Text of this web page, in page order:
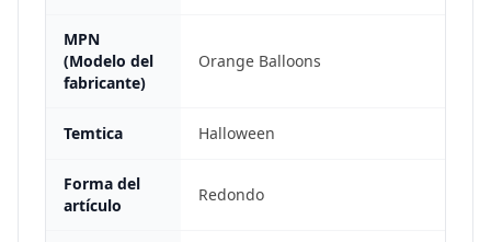
MPN
(Modelo del
fabricante)
Orange Balloons
Temtica Halloween
Forma del
artículo
Redondo